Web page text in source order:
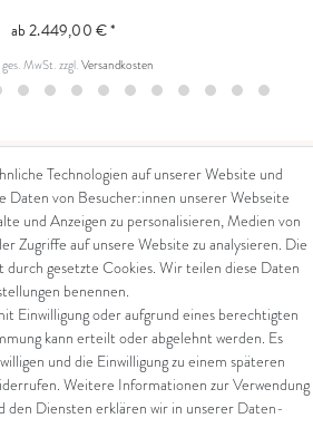
ab 2.449,00 € *
MwSt.zzgl.Versandkosten
Rechtliches
AGB
Impressum
Datenschutz
Widerrufsrecht
Zahlung und Versand
Widerrufsformular
Technologien auf unserer Website und
Daten von Besucher:innen unserer Webseite
und Anzeigen zu personalisieren, Medien von
Zugriffe auf unsere Website zu analysieren. Die
gesetzte Cookies. Wir teilen diese Daten
benennen.
Einwilligung oder aufgrund eines berechtigten
kann erteilt oder abgelehnt werden. Es
und die Einwilligung zu einem späteren
Weitere Informationen zur Verwendung
den Diensten erklären wir in unserer Daten­